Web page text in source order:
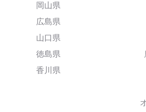
岡山県
広島県
山口県
徳島県
香川県